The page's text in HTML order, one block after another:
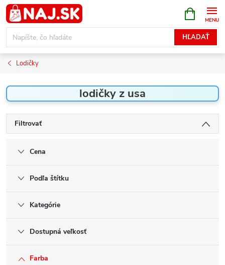
Prejsť
na
obsah
HĽADAŤ
KOŠÍK
Lodičky
lodičky z usa
Filtrovať
Cena
Podľa štítku
Kategórie
Dostupná veľkosť
Farba